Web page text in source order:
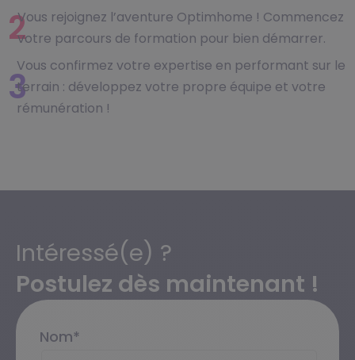
2Vous rejoignez l’aventure Optimhome ! Commencez
votre parcours de formation pour bien démarrer.
3Vous confirmez votre expertise en performant sur le
terrain : développez votre propre équipe et votre
rémunération !
Intéressé(e) ?
Postulez dès maintenant !
Nom*